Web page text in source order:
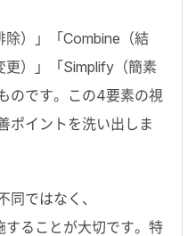
除）」「Combine（結
更）」「Simplify（簡素
のです。この4要素の視
ポイントを洗い出しま
ではなく、
ることが大切です。特